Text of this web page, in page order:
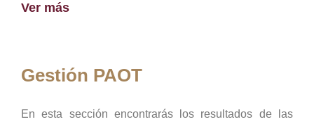
Ver más
Gestión PAOT
En esta sección encontrarás los resultados de las